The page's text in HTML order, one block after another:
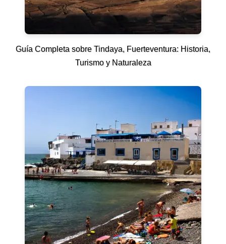
Guía Completa sobre Tindaya, Fuerteventura: Historia,
Turismo y Naturaleza